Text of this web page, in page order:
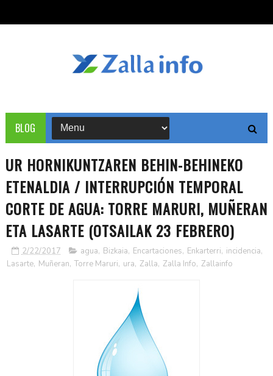
BLOG
UR HORNIKUNTZAREN BEHIN-BEHINEKO
ETENALDIA / INTERRUPCIÓN TEMPORAL
CORTE DE AGUA: TORRE MARURI, MUÑERAN
ETA LASARTE (OTSAILAK 23 FEBRERO)
2/22/2017 agua, Bizkaia, Encartaciones, Enkarterri, incidencia,
Lasarte, Muñeran, Torre Maruri, ura, Zalla, Zalla Info, Zallainfo